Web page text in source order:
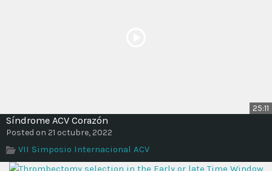
25:11
Síndrome ACV Corazón
Posted on 21 octubre, 2022
VII Simposio Internacional ACV